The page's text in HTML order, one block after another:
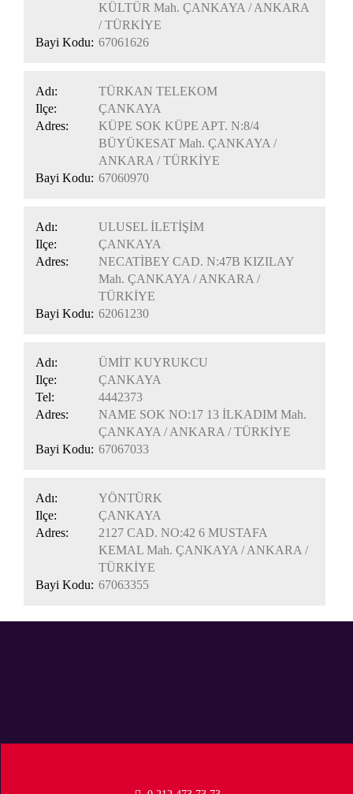
KÜLTÜR Mah. ÇANKAYA / ANKARA
/ TÜRKİYE
Bayi Kodu: 67061626
Adı:
TÜRKAN TELEKOM
Ilçe:
ÇANKAYA
Adres:
KÜPE SOK KÜPE APT. N:8/4
BÜYÜKESAT Mah. ÇANKAYA /
ANKARA / TÜRKİYE
Bayi Kodu: 67060970
Adı:
ULUSEL İLETİŞİM
Ilçe:
ÇANKAYA
Adres:
NECATİBEY CAD. N:47B KIZILAY
Mah. ÇANKAYA / ANKARA /
TÜRKİYE
Bayi Kodu: 62061230
Adı:
ÜMİT KUYRUKCU
Ilçe:
ÇANKAYA
Tel:
4442373
Adres:
NAME SOK NO:17 13 İLKADIM Mah.
ÇANKAYA / ANKARA / TÜRKİYE
Bayi Kodu: 67067033
Adı:
YÖNTÜRK
Ilçe:
ÇANKAYA
Adres:
2127 CAD. NO:42 6 MUSTAFA
KEMAL Mah. ÇANKAYA / ANKARA /
TÜRKİYE
Bayi Kodu: 67063355